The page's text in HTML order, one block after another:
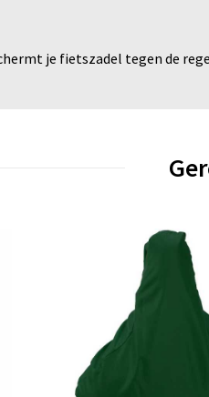
je fietszadel tegen de